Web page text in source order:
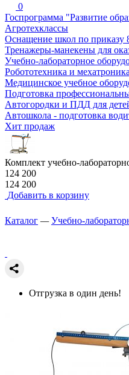
0
Госпрограмма "Развитие
Агротехклассы
Оснащение школ по приказу
Тренажеры-манекены для
Учебно-лабораторное
Робототехника и мехатроника
Медицинское учебное
Подготовка
Автогородки и ПДД для
Автошкола - подготовка
Хит продаж
Комплект учебно-
124 200
124 200
Добавить в корзину
Каталог —Учебно-
Отгрузка в один день!